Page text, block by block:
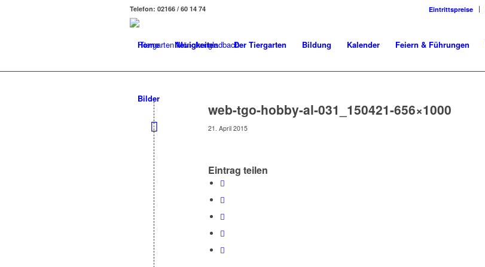
Eintrittspreise
Telefon: 02166 / 60 14 74
Home Neuigkeiten Der Tiergarten Bildung Kalender Feiern & Führungen
Bilder
web-tgo-hobby-al-031_150421-656×1000
21. April 2015
Eintrag teilen